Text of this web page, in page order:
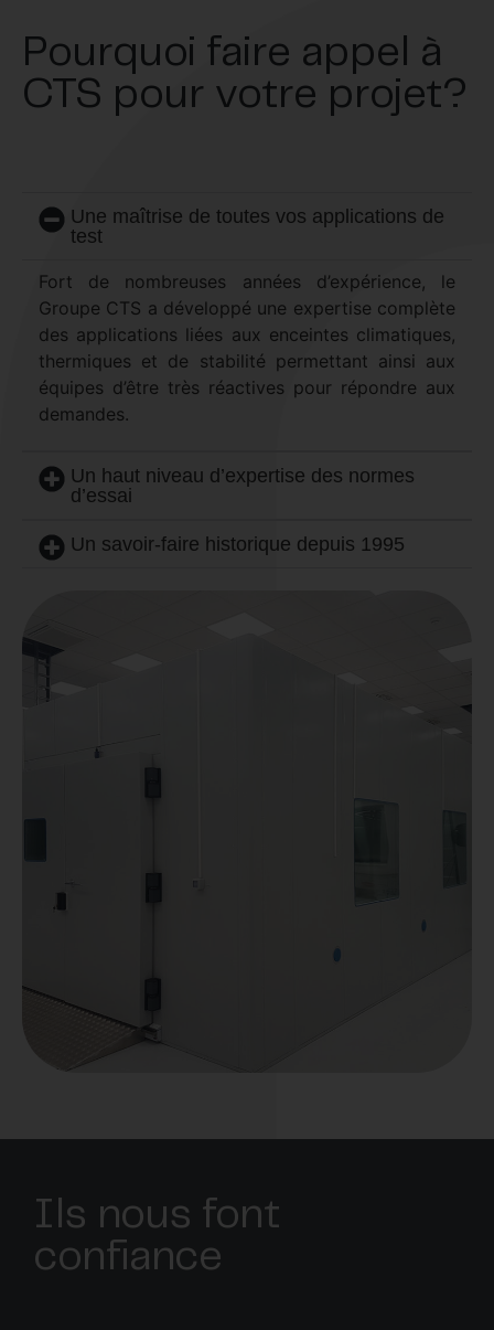
Pourquoi faire appel à
CTS pour votre projet?
Une maîtrise de toutes vos applications de
test
Fort de nombreuses années d’expérience, le
Groupe CTS a développé une expertise complète
des applications liées aux enceintes climatiques,
thermiques et de stabilité permettant ainsi aux
équipes d’être très réactives pour répondre aux
demandes.
Un haut niveau d’expertise des normes
d’essai
Un savoir-faire historique depuis 1995
Ils nous font
confiance